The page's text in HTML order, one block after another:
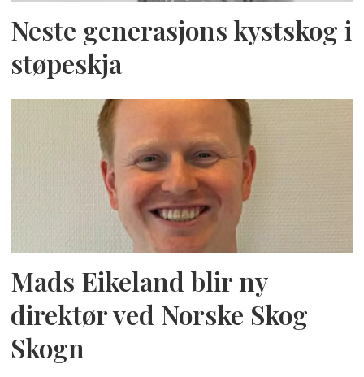
Neste generasjons kystskog i
støpeskja
Mads Eikeland blir ny
direktør ved Norske Skog
Skogn